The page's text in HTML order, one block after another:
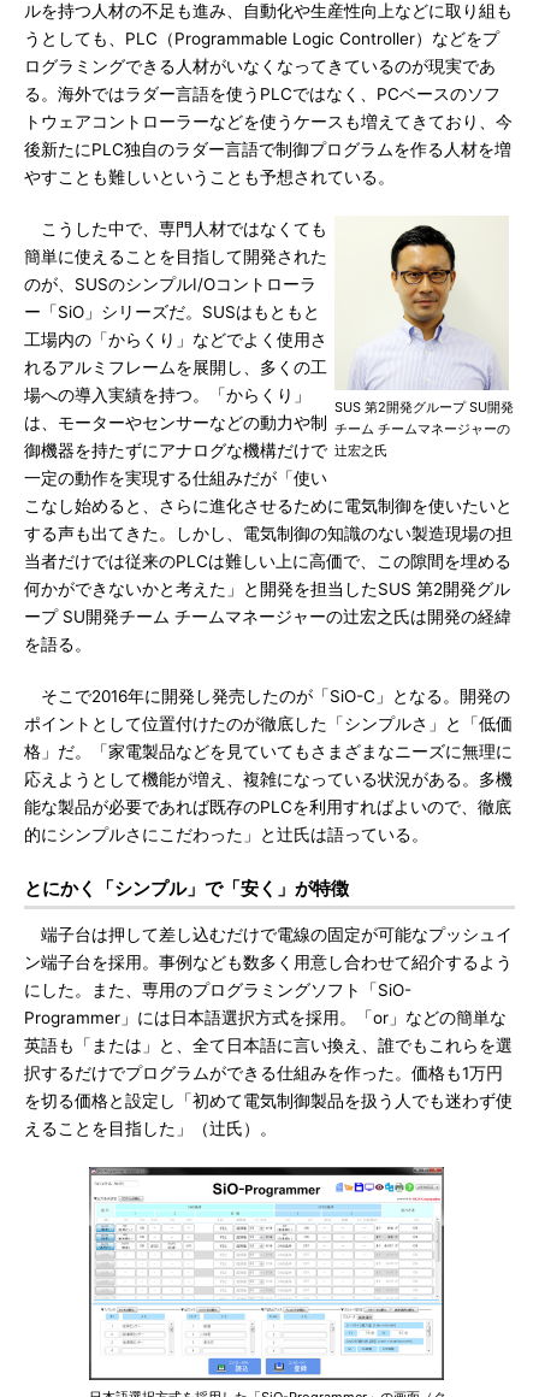
ルを持つ人材の不足も進み、自動化や生産性向上などに取り組も
うとしても、PLC（Programmable Logic Controller）などをプ
ログラミングできる人材がいなくなってきているのが現実であ
る。海外ではラダー言語を使うPLCではなく、PCベースのソフ
トウェアコントローラーなどを使うケースも増えてきており、今
後新たにPLC独自のラダー言語で制御プログラムを作る人材を増
やすことも難しいということも予想されている。
SUS 第2開発グループ SU開発
チーム チームマネージャーの
辻宏之氏
こうした中で、専門人材ではなくても
簡単に使えることを目指して開発された
のが、SUSのシンプルI/Oコントローラ
ー「SiO」シリーズだ。SUSはもともと
工場内の「からくり」などでよく使用さ
れるアルミフレームを展開し、多くの工
場への導入実績を持つ。「からくり」
は、モーターやセンサーなどの動力や制
御機器を持たずにアナログな機構だけで
一定の動作を実現する仕組みだが「使い
こなし始めると、さらに進化させるために電気制御を使いたいと
する声も出てきた。しかし、電気制御の知識のない製造現場の担
当者だけでは従来のPLCは難しい上に高価で、この隙間を埋める
何かができないかと考えた」と開発を担当したSUS 第2開発グル
ープ SU開発チーム チームマネージャーの辻宏之氏は開発の経緯
を語る。
そこで2016年に開発し発売したのが「SiO-C」となる。開発の
ポイントとして位置付けたのが徹底した「シンプルさ」と「低価
格」だ。「家電製品などを見ていてもさまざまなニーズに無理に
応えようとして機能が増え、複雑になっている状況がある。多機
能な製品が必要であれば既存のPLCを利用すればよいので、徹底
的にシンプルさにこだわった」と辻氏は語っている。
とにかく「シンプル」で「安く」が特徴
端子台は押して差し込むだけで電線の固定が可能なプッシュイ
ン端子台を採用。事例なども数多く用意し合わせて紹介するよう
にした。また、専用のプログラミングソフト「SiO-
Programmer」には日本語選択方式を採用。「or」などの簡単な
英語も「または」と、全て日本語に言い換え、誰でもこれらを選
択するだけでプログラムができる仕組みを作った。価格も1万円
を切る価格と設定し「初めて電気制御製品を扱う人でも迷わず使
えることを目指した」（辻氏）。